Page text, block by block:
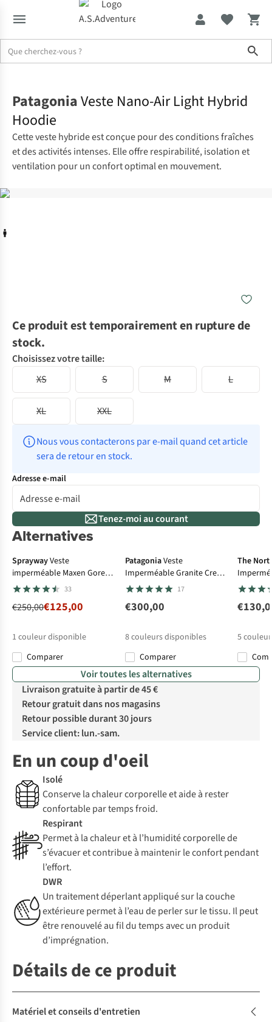
PatagoniaVeste Nano-Air Light Hybrid
Hoodie
Cette veste hybride est conçue pour des conditions fraîches
et des activités intenses. Elle offre respirabilité, isolation et
ventilation pour un confort optimal en mouvement.
Ce produit est temporairement en rupture de
stock.
Choisissez votre taille:
XS
S M L
XL XXL
Nous vous contacterons par e-mail quand cet article
sera de retour en stock.
Adresse e-mail
Tenez-moi au courant
Alternatives
-50% Gore-Tex
SpraywayVeste
imperméable Maxen Gore-
Tex Jacket
33
€250,00€125,00
1 couleur disponible
Comparer
PatagoniaVeste
Imperméable Granite Crest
3L Jacket
17
€300,00
8couleurs disponibles
Comparer
The
Jacket
5
Voir toutes les alternatives
Livraison gratuite à partir de 45 €
Retour gratuit dans nos magasins
Retour possible durant 30 jours
Service client: lun.-sam.
En un coup d'oeil
Isolé
Conserve la chaleur corporelle et aide à rester
confortable par temps froid.
Respirant
Permet à la chaleur et à l’humidité corporelle de
s’évacuer et contribue à maintenir le confort pendant
l’effort.
DWR
Un traitement déperlant appliqué sur la couche
extérieure permet à l’eau de perler sur le tissu. Il peut
être renouvelé au fil du temps avec un produit
d’imprégnation.
Détails de ce produit
Matériel et conseils d'entretien